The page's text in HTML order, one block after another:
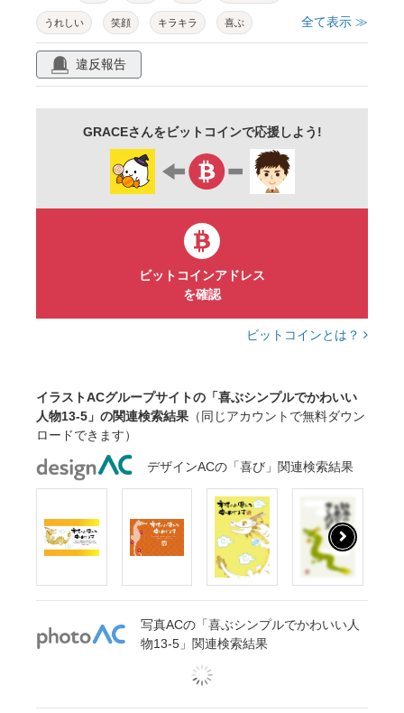
うれしい 笑顔 キラキラ 喜ぶ
ハッピー ラッキー
成功 完成 大成功 叶う 叶った
キャラクター イラスト 素材
棒人間 漫画 ちびキャラ 人 人間
おしゃれ
マスコット 男性
フリー素材
全て表示 ≫
違反報告
GRACEさんをビットコインで応援しよう!
ビットコインアドレス
を確認
ビットコインとは？
イラストACグループサイトの「喜ぶシンプルでかわいい
人物13-5」の関連検索結果 （同じアカウントで無料ダウン
ロードできます）
デザインACの「喜び」関連検索結果
写真ACの「喜ぶシンプルでかわいい人
物13-5」関連検索結果